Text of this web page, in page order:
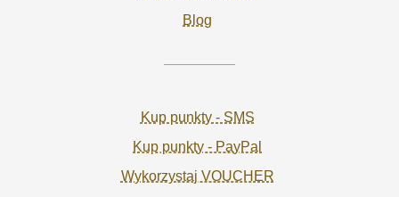
Blog
Kup punkty - SMS
Kup punkty - PayPal
Wykorzystaj VOUCHER